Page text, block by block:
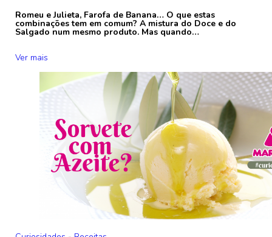
Romeu e Julieta, Farofa de Banana… O que estas
combinações tem em comum? A mistura do Doce e do
Salgado num mesmo produto. Mas quando…
Ver mais